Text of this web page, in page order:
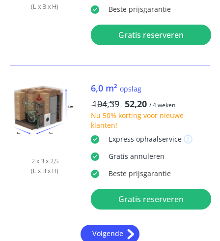
(L x B x H)
Beste prijsgarantie
Gratis reserveren
2 x 3 x 2,5
(L x B x H)
6,0 m² opslag
104,39 52,20 / 4 weken
Nu 50% kortingvoor nieuwe
klanten!
Express ophaalservice
Gratis annuleren
Beste prijsgarantie
Gratis reserveren
Volgende